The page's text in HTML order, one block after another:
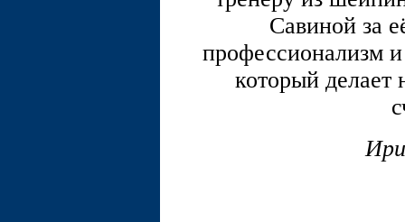
Савиной за
профессионализм
который